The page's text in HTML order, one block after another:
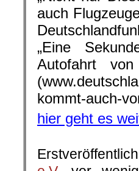
auch
„Eine
Autofahrt
kommt-auch-
hier geht es